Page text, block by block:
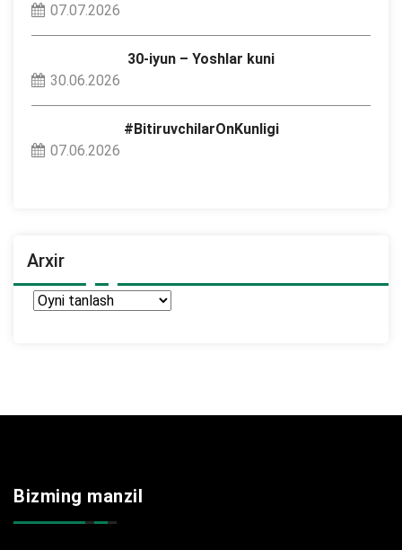
07.07.2026
30-iyun – Yoshlar kuni
30.06.2026
#BitiruvchilarOnKunligi
07.06.2026
Arxir
Arxir
Bizming manzil